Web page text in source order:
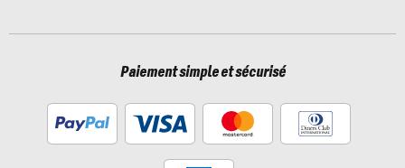
Paiement simple et sécurisé